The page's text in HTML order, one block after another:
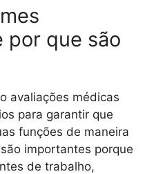
por que são
avaliações médicas
para garantir que
funções de maneira
importantes porque
de trabalho,